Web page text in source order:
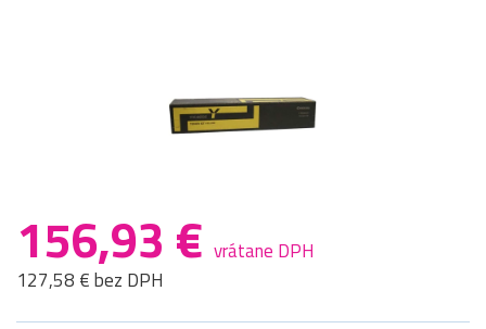
156,93 € vrátane DPH
127,58 € bez DPH